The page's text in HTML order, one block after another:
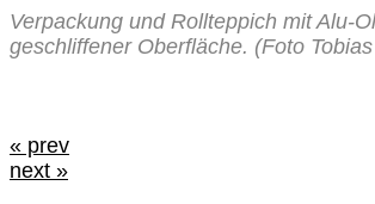
Verpackung und Rollteppich mit Alu-
geschliffener Oberfläche. (Foto
« prev
next »